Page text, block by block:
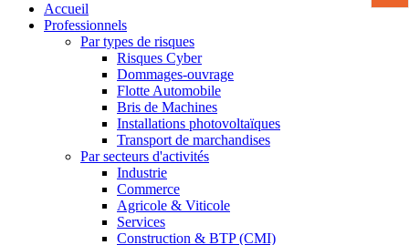
Accueil
Professionnels
Par types de risques
Risques Cyber
Dommages-ouvrage
Flotte Automobile
Bris de Machines
Installations photovoltaïques
Transport de marchandises
Par secteurs d'activités
Industrie
Commerce
Agricole & Viticole
Services
Construction & BTP (CMI)